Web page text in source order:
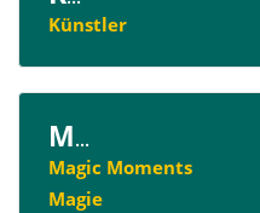
Künstler
M...
Magic Moments
Magie